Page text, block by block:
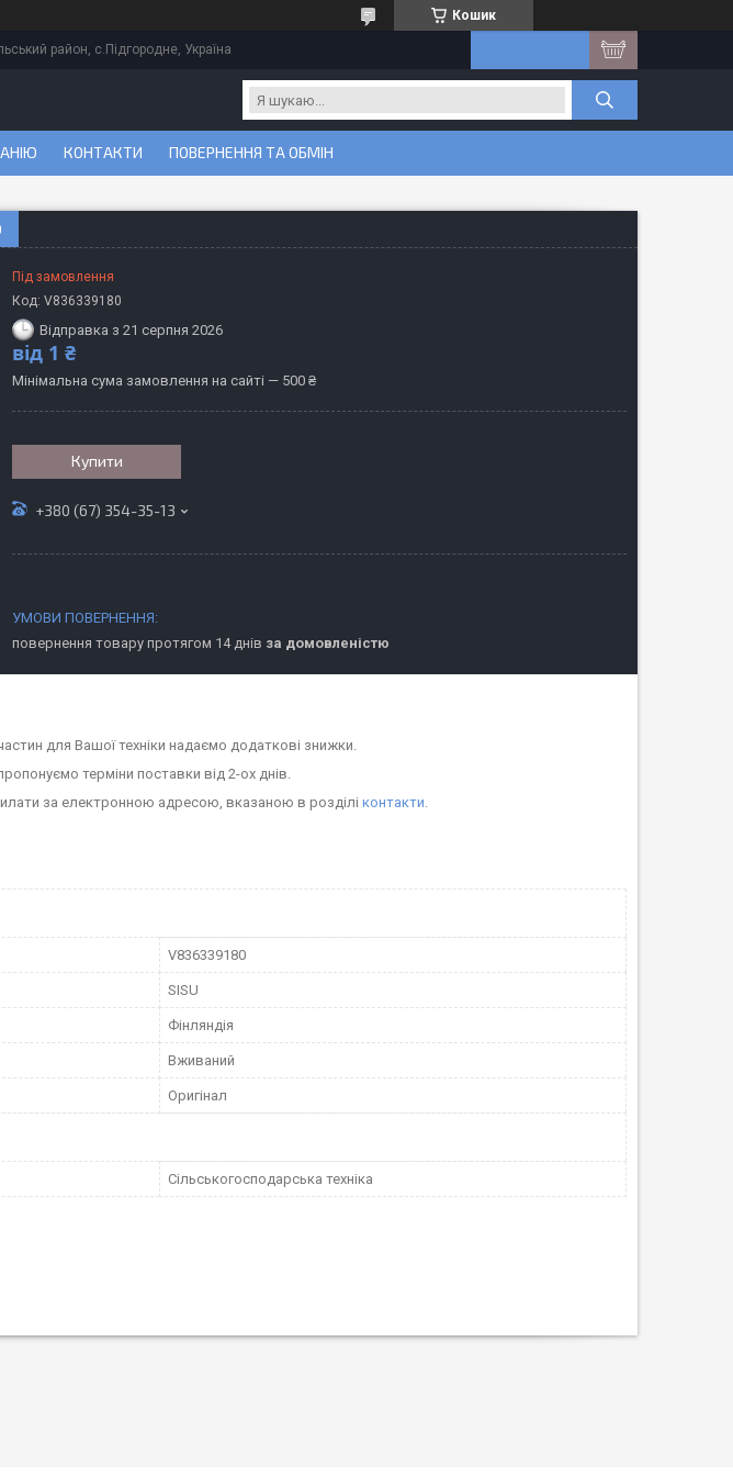
Кошик
район, с.Підгородне, Україна
КОНТАКТИ ПОВЕРНЕННЯ ТА ОБМІН
Під замовлення
Код: V836339180
Відправка з 21 серпня 2026
від 1 ₴
Мінімальна сума замовлення на сайті — 500 ₴
Купити
+380 (67) 354-35-13
повернення товару протягом 14 днів за домовленістю
для Вашої техніки надаємо додаткові знижки.
терміни поставки від 2-ох днів.
за електронною адресою, вказаною в розділі контакти
V836339180
SISU
Фінляндія
Вживаний
Оригінал
Сільськогосподарська техніка